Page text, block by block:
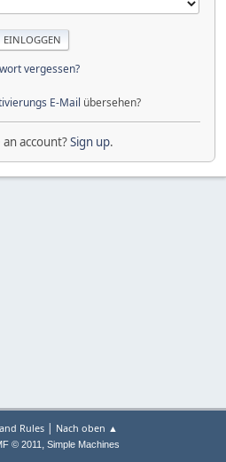
vergessen?
E-Mail übersehen?
account?Sign up.
Rules | Nach oben ▲
© 2011, Simple Machines